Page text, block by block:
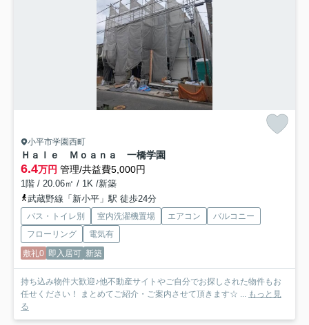
小平市学園西町
Ｈａｌｅ Ｍｏａｎａ 一橋学園
6.4万円 管理/共益費5,000円
1階 / 20.06㎡ / 1K /新築
武蔵野線「新小平」駅 徒歩24分
バス・トイレ別 室内洗濯機置場 エアコン
バルコニー
フローリング
電気有
敷礼0 即入居可 新築
持ち込み物件大歓迎♪他不動産サイトやご自分でお探しされた物件もお
任せください！ まとめてご紹介・ご案内させて頂きます☆ ... もっと見
る